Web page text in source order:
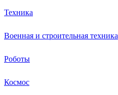
Техника
Военная и строительная техника
Роботы
Космос